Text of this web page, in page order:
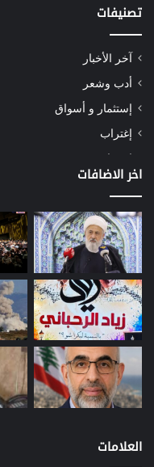
تصنيفات
آخر الأخبار
أدب وشعر
إستثمار و أسواق
إغتراب
إقتصاد
إعمار
بيئة
دراسة
طاقة
مصارف
معادن
موازنة
نفط
اتصالات
اخر الاضافات
العلامات